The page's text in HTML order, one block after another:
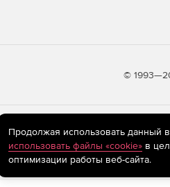
©
store.softline.ru применяются
сведений, относящихся к
Продолжая использовать данный
использовать файлы «cookie»в
оптимизации работы веб-сайта.